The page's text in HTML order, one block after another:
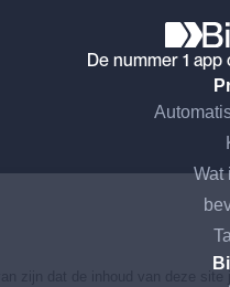
De nummer 1
Wat